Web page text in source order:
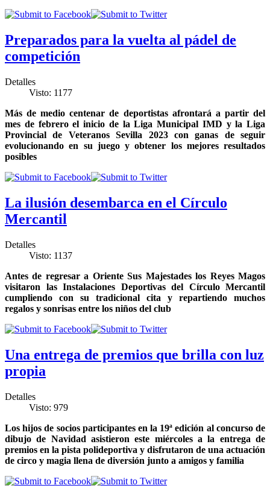
Preparados para la vuelta al pádel de
competición
Detalles
Visto: 1177
Más de medio centenar de deportistas afrontará a partir del
mes de febrero el inicio de la Liga Municipal IMD y la Liga
Provincial de Veteranos Sevilla 2023 con ganas de seguir
evolucionando en su juego y obtener los mejores resultados
posibles
La ilusión desembarca en el Círculo
Mercantil
Detalles
Visto: 1137
Antes de regresar a Oriente Sus Majestades los Reyes Magos
visitaron las Instalaciones Deportivas del Círculo Mercantil
cumpliendo con su tradicional cita y repartiendo muchos
regalos y sonrisas entre los niños del club
Una entrega de premios que brilla con luz
propia
Detalles
Visto: 979
Los hijos de socios participantes en la 19ª edición al concurso de
dibujo de Navidad asistieron este miércoles a la entrega de
premios en la pista polideportiva y disfrutaron de una actuación
de circo y magia llena de diversión junto a amigos y familia